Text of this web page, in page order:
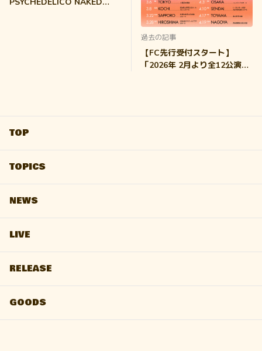
過去の記事
【FC先行受付スタート】
「2026年 2月より全12公演
TOP
TOPICS
NEWS
LIVE
RELEASE
GOODS